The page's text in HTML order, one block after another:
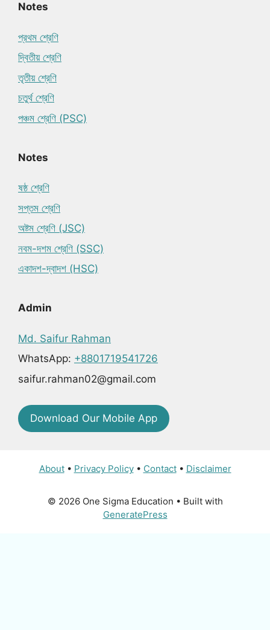
Notes
প্রথম শ্রেণি
দ্বিতীয় শ্রেণি
তৃতীয় শ্রেণি
চতুর্থ শ্রেণি
পঞ্চম শ্রেণি (PSC)
Notes
ষষ্ঠ শ্রেণি
সপ্তম শ্রেণি
অষ্টম শ্রেণি (JSC)
নবম-দশম শ্রেণি (SSC)
একাদশ-দ্বাদশ (HSC)
Admin
Md. Saifur Rahman
WhatsApp: +8801719541726
saifur.rahman02@gmail.com
Download Our Mobile App
About• Privacy Policy• Contact• Disclaimer
© 2026 One Sigma Education • Built with
GeneratePress